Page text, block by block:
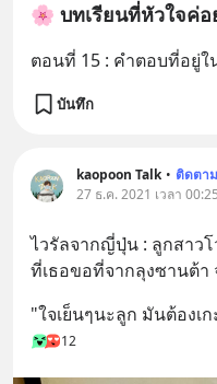
🌸 บทเรียนที่หัวใจค่อ
ตอนที่ 15 : คำตอบที่อยู่ใ
บันทึก
kaopoon Talk • ติดตาม
27 ธ.ค. 2021 เวลา
ไวรัลจากญี่ปุ่น : ลูกสาว
ที่เธอขอที่จากลุงซานต้
"ใจเย็นๆนะลูก มันต้องเ
12